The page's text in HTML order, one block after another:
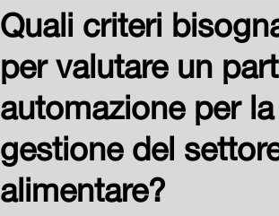
Quali criteri
per valutare un
automazione per la
gestione del
alimentare?